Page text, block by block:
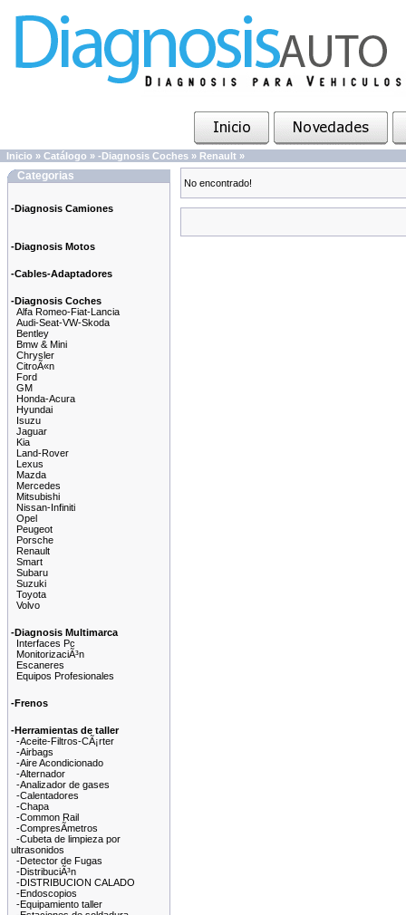
Inicio » Catálogo » -Diagnosis Coches » Renault »
Categorias
-Diagnosis Camiones
-Diagnosis Motos
-Cables-Adaptadores
-Diagnosis Coches
Alfa Romeo-Fiat-Lancia
Audi-Seat-VW-Skoda
Bentley
Bmw & Mini
Chrysler
CitroÃ«n
Ford
GM
Honda-Acura
Hyundai
Isuzu
Jaguar
Kia
Land-Rover
Lexus
Mazda
Mercedes
Mitsubishi
Nissan-Infiniti
Opel
Peugeot
Porsche
Renault
Smart
Subaru
Suzuki
Toyota
Volvo
-Diagnosis Multimarca
Interfaces Pc
MonitorizaciÃ³n
Escaneres
Equipos Profesionales
-Frenos
-Herramientas de taller
-Aceite-Filtros-CÃ¡rter
-Airbags
-Aire Acondicionado
-Alternador
-Analizador de gases
-Calentadores
-Chapa
-Common Rail
-CompresÃ­metros
-Cubeta de limpieza por
ultrasonidos
-Detector de Fugas
-DistribuciÃ³n
-DISTRIBUCION CALADO
-Endoscopios
-Equipamiento taller
No encontrado!